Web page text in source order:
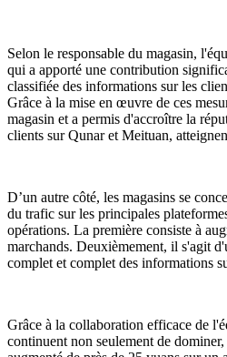
Selon le responsable du magasin,
qui a apporté une contribution
classifiée des informations sur les
Grâce à la mise en œuvre de ces
magasin et a permis d'accroître la
clients sur Qunar et Meituan,
D’un autre côté, les magasins se
du trafic sur les principales
opérations. La première consiste à
marchands. Deuxièmement, il s'agit
complet et complet des informations
Grâce à la collaboration efficace de
continuent non seulement de